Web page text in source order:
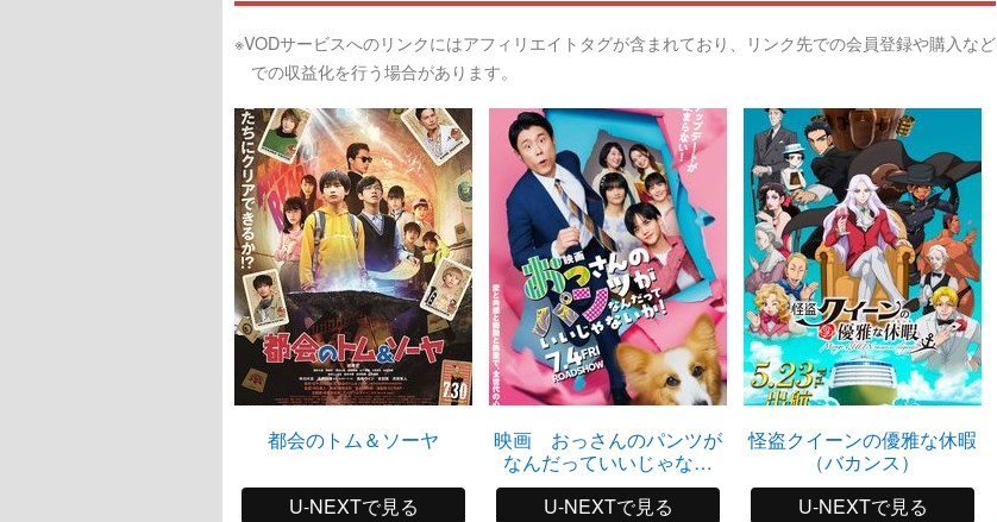
※VODサービスへのリンクにはアフィリエイトタグが含まれており、リンク先での会員登録や購入など
での収益化を行う場合があります。
都会のトム＆ソーヤ
U-NEXTで見る
映画 おっさんのパンツが
なんだっていいじゃない
か！
U-NEXTで見る
怪盗クイーンの優雅な休暇
（バカンス）
U-NEXTで見る